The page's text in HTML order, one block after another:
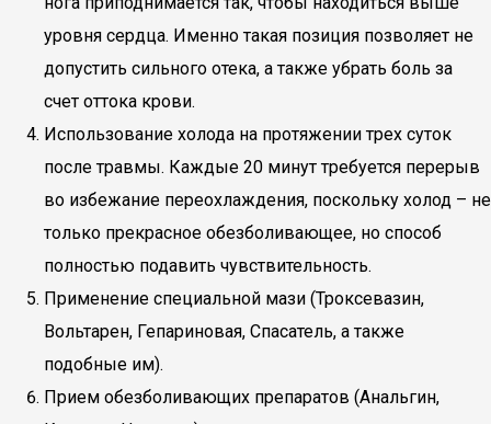
уровня сердца. Именно такая позиция позволяет не
допустить сильного отека, а также убрать боль за
счет оттока крови.
Использование холода на протяжении трех суток
после травмы. Каждые 20 минут требуется перерыв
во избежание переохлаждения, поскольку холод – не
только прекрасное обезболивающее, но способ
полностью подавить чувствительность.
Применение специальной мази (Троксевазин,
Вольтарен, Гепариновая, Спасатель, а также
подобные им).
Прием обезболивающих препаратов (Анальгин,